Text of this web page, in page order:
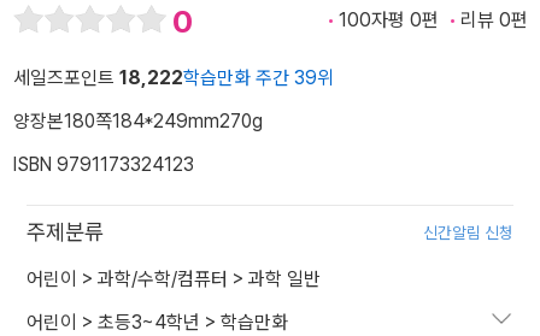
0 100자평 0편 리뷰 0편
세일즈포인트 18,222학습만화 주간 39위
양장본180쪽184*249mm270g
ISBN 9791173324123
주제분류 신간알림 신청
어린이 > 과학/수학/컴퓨터 > 과학 일반
어린이 > 초등3~4학년 > 학습만화